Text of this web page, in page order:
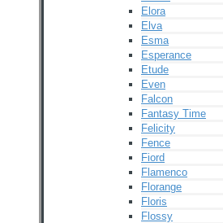
Elora
Elva
Esma
Esperance
Etude
Even
Falcon
Fantasy Time
Felicity
Fence
Fiord
Flamenco
Florange
Floris
Flossy